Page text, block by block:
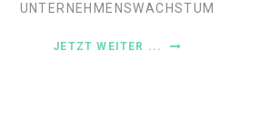
UNTERNEHMENSWACHSTUM
JETZT WEITER ...